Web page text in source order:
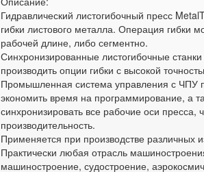
Гидравлический листогибочный пресс
гибки листового металла. Операция гибки
рабочей длине, либо сегментно.
Синхронизированные листогибочные
производить опции гибки с высокой
Промышленная система управления с ЧПУ
экономить время на программирование, а
синхронизировать все рабочие оси пресса,
производительность.
Применяется при производстве различных
Практически любая отрасль
машиностроение, судостроение,